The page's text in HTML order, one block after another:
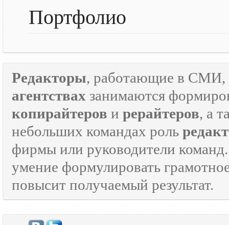
Портфолио
Редакторы, работающие в СМИ,
агентствах занимаются
копирайтеров и рерайтеров, а
небольших командах роль
фирмы или руководители
умение формулировать
повысит получаемый результат.